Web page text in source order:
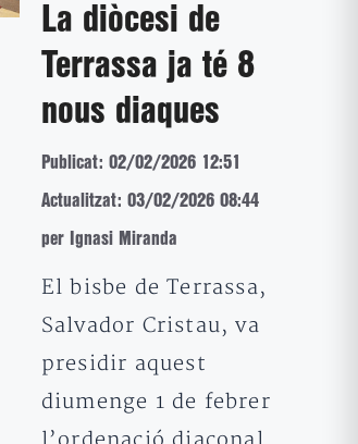
La diòcesi de
Terrassa ja té 8
nous diaques
Publicat: 02/02/2026 12:51
Actualitzat: 03/02/2026 08:44
per Ignasi Miranda
El bisbe de Terrassa,
Salvador Cristau, va
presidir aquest
diumenge 1 de febrer